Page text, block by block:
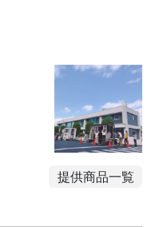
提供商品一覧